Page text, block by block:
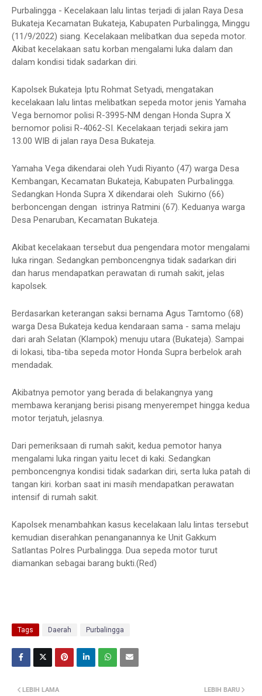
Purbalingga - Kecelakaan lalu lintas terjadi di jalan Raya Desa
Bukateja Kecamatan Bukateja, Kabupaten PurbaIingga, Minggu
(11/9/2022) siang. Kecelakaan melibatkan dua sepeda motor.
Akibat kecelakaan satu korban mengalami luka dalam dan
dalam kondisi tidak sadarkan diri.
Kapolsek Bukateja Iptu Rohmat Setyadi, mengatakan
kecelakaan lalu lintas melibatkan sepeda motor jenis Yamaha
Vega bernomor polisi R-3995-NM dengan Honda Supra X
bernomor polisi R-4062-SI. Kecelakaan terjadi sekira jam
13.00 WIB di jalan raya Desa Bukateja.
Yamaha Vega dikendarai oleh Yudi Riyanto (47) warga Desa
Kembangan, Kecamatan Bukateja, Kabupaten PurbaIingga.
Sedangkan Honda Supra X dikendarai oleh Sukirno (66)
berboncengan dengan istrinya Ratmini (67). Keduanya warga
Desa Penaruban, Kecamatan Bukateja.
Akibat kecelakaan tersebut dua pengendara motor mengalami
luka ringan. Sedangkan pemboncengnya tidak sadarkan diri
dan harus mendapatkan perawatan di rumah sakit, jelas
kapolsek.
Berdasarkan keterangan saksi bernama Agus Tamtomo (68)
warga Desa Bukateja kedua kendaraan sama - sama melaju
dari arah Selatan (Klampok) menuju utara (Bukateja). Sampai
di lokasi, tiba-tiba sepeda motor Honda Supra berbelok arah
mendadak.
Akibatnya pemotor yang berada di belakangnya yang
membawa keranjang berisi pisang menyerempet hingga kedua
motor terjatuh, jelasnya.
Dari pemeriksaan di rumah sakit, kedua pemotor hanya
mengalami luka ringan yaitu lecet di kaki. Sedangkan
pemboncengnya kondisi tidak sadarkan diri, serta luka patah di
tangan kiri. korban saat ini masih mendapatkan perawatan
intensif di rumah sakit.
Kapolsek menambahkan kasus kecelakaan lalu lintas tersebut
kemudian diserahkan penanganannya ke Unit Gakkum
Satlantas Polres Purbalingga. Dua sepeda motor turut
diamankan sebagai barang bukti.(Red)
Tags Daerah Purbalingga
LEBIH BARU
LEBIH LAMA